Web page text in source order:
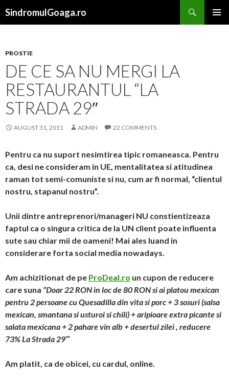
SindromulGoaga.ro
PROSTIE
DE CE SA NU MERGI LA
RESTAURANTUL “LA
STRADA 29″
AUGUST 31, 2011 ADMIN 22 COMMENTS
Pentru ca nu suport nesimtirea tipic romaneasca. Pentru
ca, desi ne consideram in UE, mentalitatea si atitudinea
raman tot semi-comuniste si nu, cum ar fi normal, “clientul
nostru, stapanul nostru”.
Unii dintre antreprenori/manageri NU constientizeaza
faptul ca o singura critica de la UN client poate influenta
sute sau chiar mii de oameni! Mai ales luand in
considerare forta social media nowadays.
Am achizitionat de pe ProDeal.ro un cupon de reducere
care suna “Doar 22 RON in loc de 80 RON si ai platou mexican
pentru 2 persoane cu Quesadilla din vita si porc + 3 sosuri (salsa
mexican, smantana si usturoi si chili) + aripioare extra picante si
salata mexicana + 2 pahare vin alb + desertul zilei , reducere
73% La Strada 29″
Am platit, ca de obicei, cu cardul, online.